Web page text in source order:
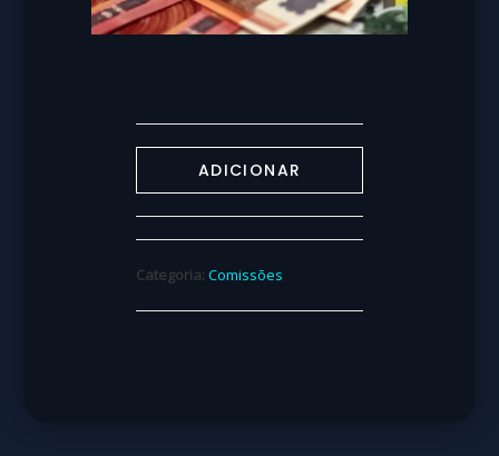
ADICIONAR
Categoria:Comissões